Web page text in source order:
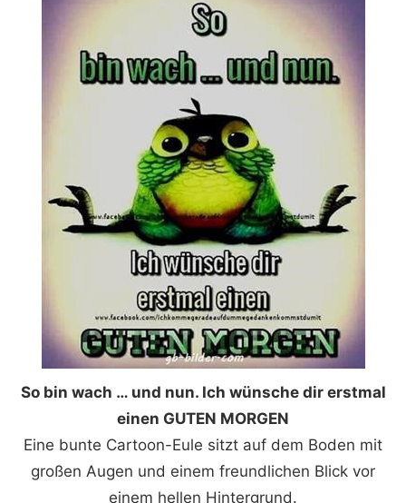
So bin wach … und nun. Ich wünsche dir erstmal
einen GUTEN MORGEN
Eine bunte Cartoon-Eule sitzt auf dem Boden mit
großen Augen und einem freundlichen Blick vor
einem hellen Hintergrund.